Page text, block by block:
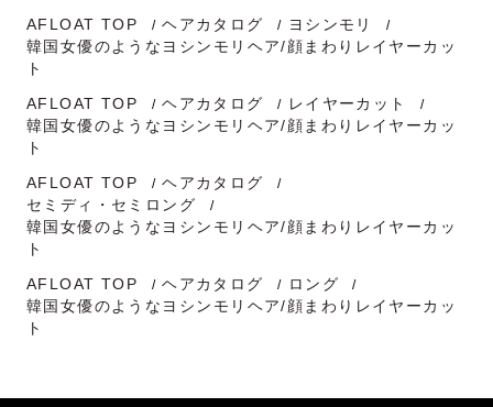
AFLOAT TOP
ヘアカタログ
ヨシンモリ
韓国女優のようなヨシンモリヘア/顔まわりレイヤーカッ
ト
AFLOAT TOP
ヘアカタログ
レイヤーカット
韓国女優のようなヨシンモリヘア/顔まわりレイヤーカッ
ト
AFLOAT TOP
ヘアカタログ
セミディ・セミロング
韓国女優のようなヨシンモリヘア/顔まわりレイヤーカッ
ト
AFLOAT TOP
ヘアカタログ
ロング
韓国女優のようなヨシンモリヘア/顔まわりレイヤーカッ
ト